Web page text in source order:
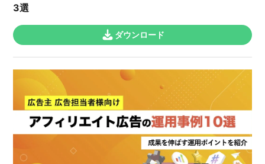
3選
ダウンロード